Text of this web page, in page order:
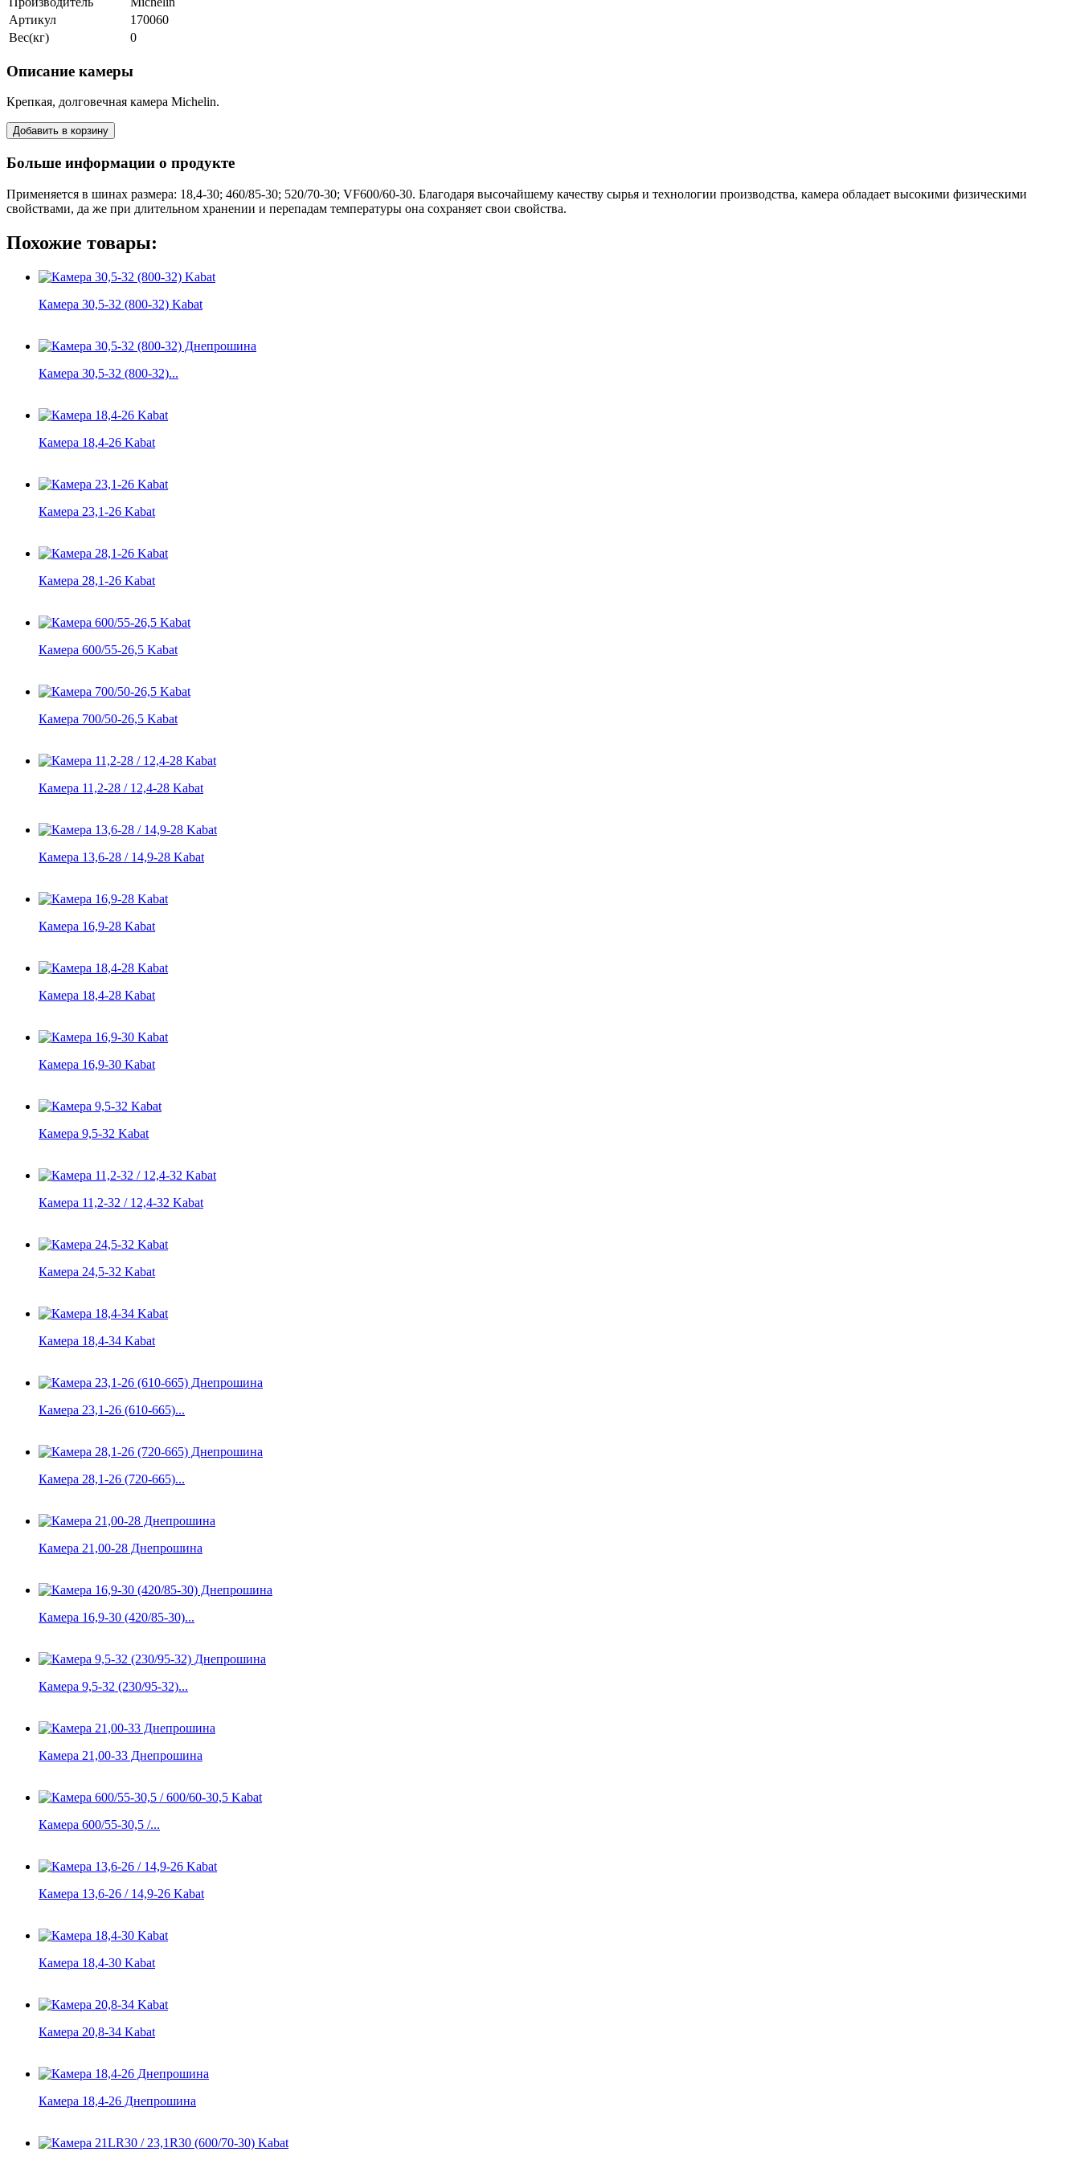
Артикул
170060
Вес(кг)
0
Описание камеры
Крепкая, долговечная камера Michelin.
Больше информации о продукте
Применяется в шинах размера: 18,4-30; 460/85-30; 520/70-30; VF600/60-30. Благодаря высочайшему качеству сырья и технологии производства, камера обладает высокими физическими
свойствами, да же при длительном хранении и перепадам температуры она сохраняет свои свойства.
Похожие товары:
Камера 30,5-32 (800-32) Kabat
Камера 30,5-32 (800-32)...
Камера 18,4-26 Kabat
Камера 23,1-26 Kabat
Камера 28,1-26 Kabat
Камера 600/55-26,5 Kabat
Камера 700/50-26,5 Kabat
Камера 11,2-28 / 12,4-28 Kabat
Камера 13,6-28 / 14,9-28 Kabat
Камера 16,9-28 Kabat
Камера 18,4-28 Kabat
Камера 16,9-30 Kabat
Камера 9,5-32 Kabat
Камера 11,2-32 / 12,4-32 Kabat
Камера 24,5-32 Kabat
Камера 18,4-34 Kabat
Камера 23,1-26 (610-665)...
Камера 28,1-26 (720-665)...
Камера 21,00-28 Днепрошина
Камера 16,9-30 (420/85-30)...
Камера 9,5-32 (230/95-32)...
Камера 21,00-33 Днепрошина
Камера 600/55-30,5 /...
Камера 13,6-26 / 14,9-26 Kabat
Камера 18,4-30 Kabat
Камера 20,8-34 Kabat
Камера 18,4-26 Днепрошина